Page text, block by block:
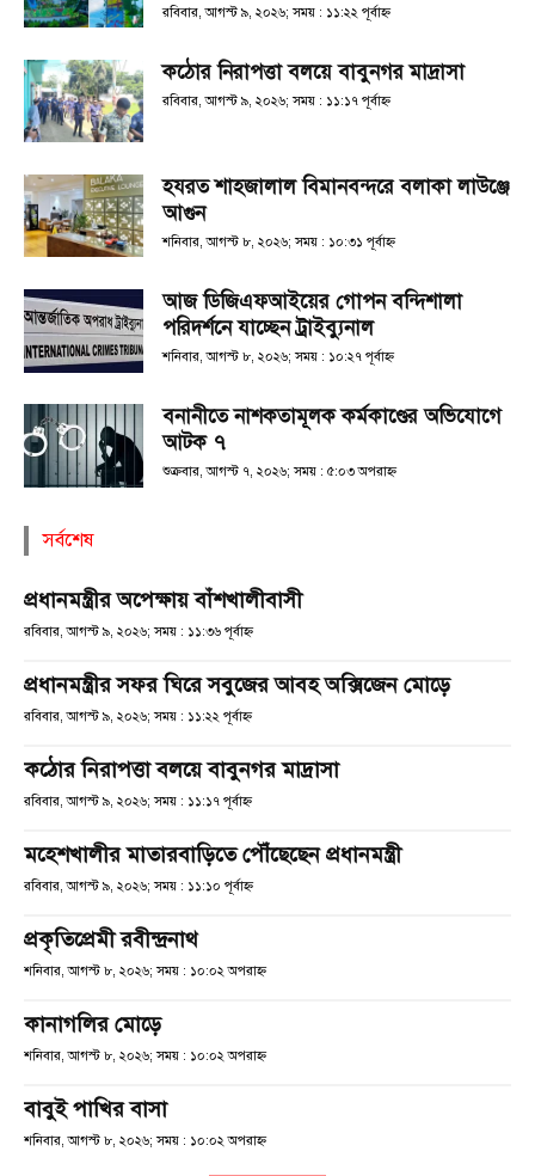
রবিবার, আগস্ট ৯, ২০২৬; সময় : ১১:২২ পূর্বাহ্ণ
কঠোর নিরাপত্তা বলয়ে বাবুনগর মাদ্রাসা
রবিবার, আগস্ট ৯, ২০২৬; সময় : ১১:১৭ পূর্বাহ্ণ
হযরত শাহজালাল বিমানবন্দরে বলাকা লাউঞ্জে
আগুন
শনিবার, আগস্ট ৮, ২০২৬; সময় : ১০:৩১ পূর্বাহ্ণ
আজ ডিজিএফআইয়ের গোপন বন্দিশালা
পরিদর্শনে যাচ্ছেন ট্রাইব্যুনাল
শনিবার, আগস্ট ৮, ২০২৬; সময় : ১০:২৭ পূর্বাহ্ণ
বনানীতে নাশকতামূলক কর্মকাণ্ডের অভিযোগে
আটক ৭
শুক্রবার, আগস্ট ৭, ২০২৬; সময় : ৫:০৩ অপরাহ্ণ
সর্বশেষ
প্রধানমন্ত্রীর অপেক্ষায় বাঁশখালীবাসী
রবিবার, আগস্ট ৯, ২০২৬; সময় : ১১:৩৬ পূর্বাহ্ণ
প্রধানমন্ত্রীর সফর ঘিরে সবুজের আবহ অক্সিজেন মোড়ে
রবিবার, আগস্ট ৯, ২০২৬; সময় : ১১:২২ পূর্বাহ্ণ
কঠোর নিরাপত্তা বলয়ে বাবুনগর মাদ্রাসা
রবিবার, আগস্ট ৯, ২০২৬; সময় : ১১:১৭ পূর্বাহ্ণ
মহেশখালীর মাতারবাড়িতে পৌঁছেছেন প্রধানমন্ত্রী
রবিবার, আগস্ট ৯, ২০২৬; সময় : ১১:১০ পূর্বাহ্ণ
প্রকৃতিপ্রেমী রবীন্দ্রনাথ
শনিবার, আগস্ট ৮, ২০২৬; সময় : ১০:০২ অপরাহ্ণ
কানাগলির মোড়ে
শনিবার, আগস্ট ৮, ২০২৬; সময় : ১০:০২ অপরাহ্ণ
বাবুই পাখির বাসা
শনিবার, আগস্ট ৮, ২০২৬; সময় : ১০:০২ অপরাহ্ণ